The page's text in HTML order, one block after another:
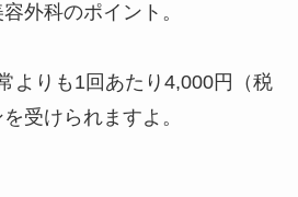
外科のポイント。
よりも1回あたり4,000円（税
受けられますよ。